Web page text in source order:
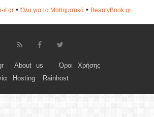
it.gr•Όλα για τα Μαθηματικά• ΒeautyΒook.gr
About us
Όροι Χρήσης
Hosting Rainhost